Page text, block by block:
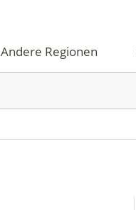
Andere Regionen